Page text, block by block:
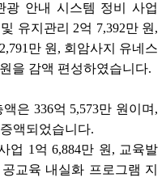
광 안내 시스템 정비 사업
유지관리 2억 7,392만 원,
만 원, 회암사지 유네스
을 감액 편성하였습니다.
은 336억 5,573만 원이며,
액되었습니다.
업 1억 6,884만 원, 교육발
교육 내실화 프로그램 지